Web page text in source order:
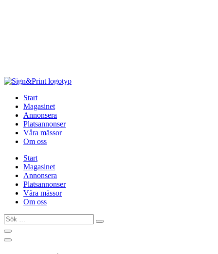
Start
Magasinet
Annonsera
Platsannonser
Våra mässor
Om oss
Start
Magasinet
Annonsera
Platsannonser
Våra mässor
Om oss
Sök
…